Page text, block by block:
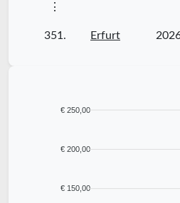
⋮
351. Erfurt
€ 250,00
€ 200,00
€ 150,00